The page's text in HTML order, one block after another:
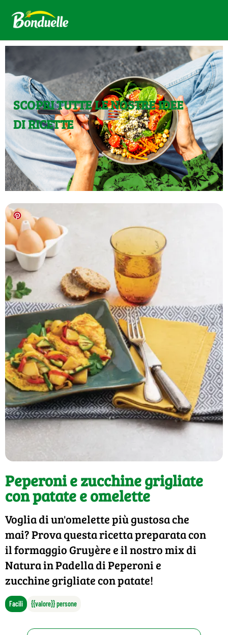
SCOPRI TUTTE LE NOSTRE IDEE
DI RICETTE
Peperoni e zucchine grigliate
con patate e omelette
Voglia di un'omelette più gustosa che
mai? Prova questa ricetta preparata con
il formaggio Gruyère e il nostro mix di
Natura in Padella di Peperoni e
zucchine grigliate con patate!
Facili {{valore}} persone